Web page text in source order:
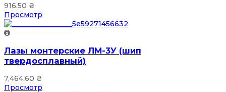
916.50 ₴
Просмотр
Лазы монтерские ЛМ-3У (шип
твердосплавный)
7,464.60 ₴
Просмотр